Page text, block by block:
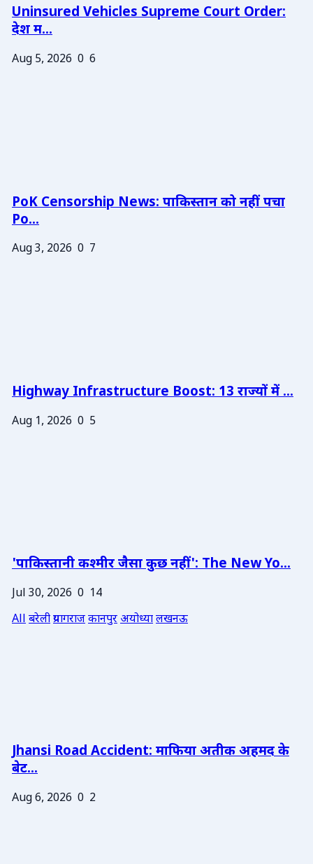
Uninsured Vehicles Supreme Court Order:
देश म...
Aug 5, 2026 0 6
PoK Censorship News: पाकिस्तान को नहीं पचा
Po...
Aug 3, 2026 0 7
Highway Infrastructure Boost: 13 राज्यों में ...
Aug 1, 2026 0 5
'पाकिस्तानी कश्मीर जैसा कुछ नहीं': The New Yo...
Jul 30, 2026 0 14
Allबरेलीप्रयागराजकानपुरअयोध्यालखनऊ
Jhansi Road Accident: माफिया अतीक अहमद के
बेट...
Aug 6, 2026 0 2